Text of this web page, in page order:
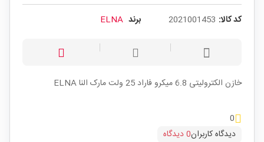
کد کالا: 2021001453 برند ELNA
خازن الکترولیتی 6.8 میکرو فاراد 25 ولت مارک النا ELNA
0
دیدگاه کاربران0 دیدگاه